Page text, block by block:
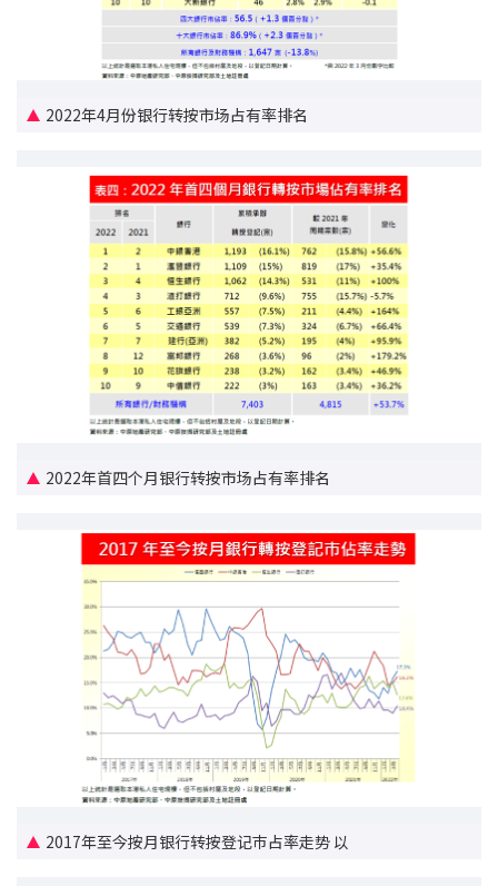
实时银行资讯
装修·保险优惠
免费装修转介服务
装修设计专栏
火险、家居、宠物保险
保险资讯专栏
联络方式
网上申请按揭转介
条款及细则
私隐政策
本网页所提供资料仅作参考用途。
若因错漏而引致任何不便或损失，中原按揭概不负责。
2889 2886 / cmb@mail.centanet.com
2022年4月份银行转按市场占有率排名
2022年首四个月银行转按市场占有率排名
2017年至今按月银行转按登记巿占率走势 以